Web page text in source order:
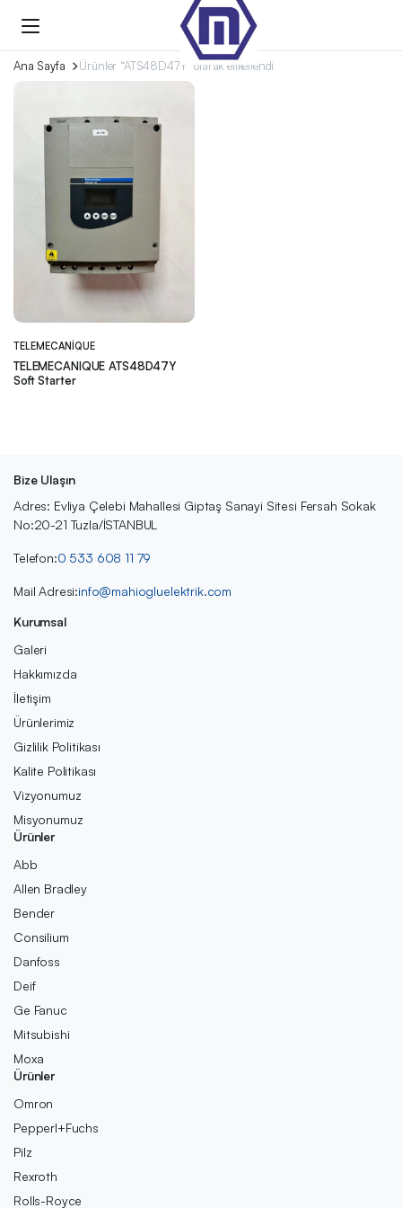
Ana Sayfa Ürünler “ATS48D47Y” olarak etiketlendi
TELEMECANIQUE
TELEMECANIQUE ATS48D47Y
Soft Starter
Bize Ulaşın
Adres: Evliya Çelebi Mahallesi Giptaş Sanayi Sitesi Fersah Sokak
No:20-21 Tuzla/İSTANBUL
Telefon:0 533 608 11 79
Mail Adresi:info@mahiogluelektrik.com
Kurumsal
Galeri
Hakkımızda
İletişim
Ürünlerimiz
Gizlilik Politikası
Kalite Politikası
Vizyonumuz
Misyonumuz
Ürünler
Abb
Allen Bradley
Bender
Consilium
Danfoss
Deif
Ge Fanuc
Mitsubishi
Moxa
Ürünler
Omron
Pepperl+Fuchs
Pilz
Rexroth
Rolls-Royce